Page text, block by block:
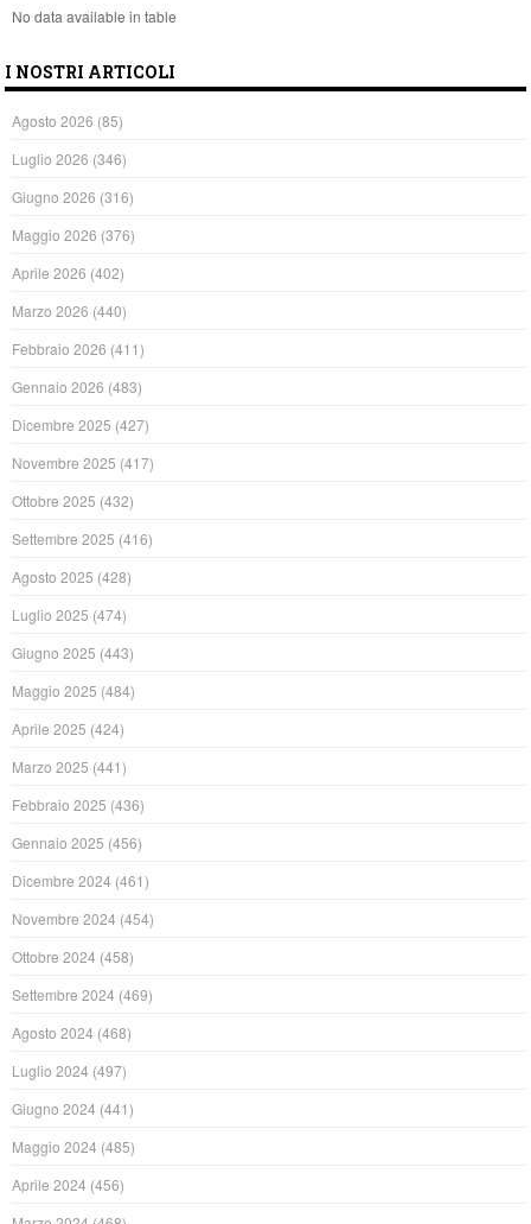
No data available in table
I NOSTRI ARTICOLI
Agosto 2026 (85)
Luglio 2026 (346)
Giugno 2026 (316)
Maggio 2026 (376)
Aprile 2026 (402)
Marzo 2026 (440)
Febbraio 2026 (411)
Gennaio 2026 (483)
Dicembre 2025 (427)
Novembre 2025 (417)
Ottobre 2025 (432)
Settembre 2025 (416)
Agosto 2025 (428)
Luglio 2025 (474)
Giugno 2025 (443)
Maggio 2025 (484)
Aprile 2025 (424)
Marzo 2025 (441)
Febbraio 2025 (436)
Gennaio 2025 (456)
Dicembre 2024 (461)
Novembre 2024 (454)
Ottobre 2024 (458)
Settembre 2024 (469)
Agosto 2024 (468)
Luglio 2024 (497)
Giugno 2024 (441)
Maggio 2024 (485)
Aprile 2024 (456)